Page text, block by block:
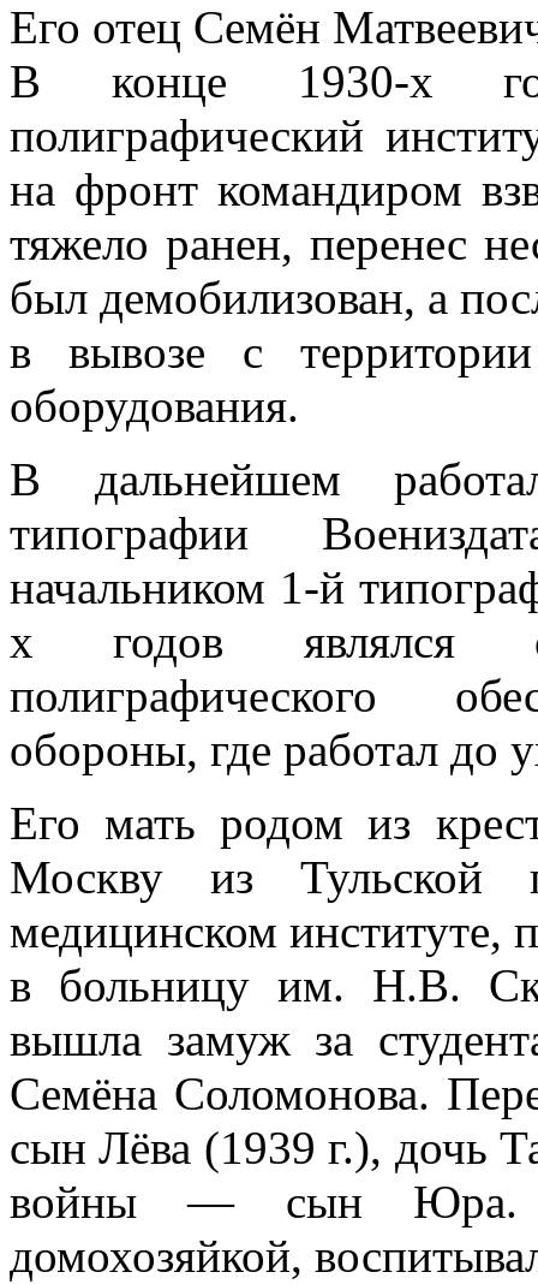
Его отец Семён
В конце 1930-х
полиграфический
на фронт командиром
тяжело ранен, перенес
был демобилизован, а
в вывозе с
оборудования.
В дальнейшем
типографии
начальником 1-й
х годов являлся
полиграфического
обороны, где работал до
Его мать родом из
Москву из Тульской
медицинском институте,
в больницу им. Н.В.
вышла замуж за
Семёна Соломонова.
сын Лёва (1939 г.), дочь
войны — сын Юра.
домохозяйкой,